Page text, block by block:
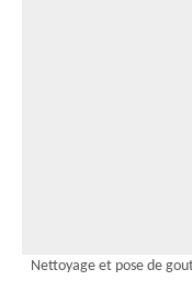
Nettoyage et pose de